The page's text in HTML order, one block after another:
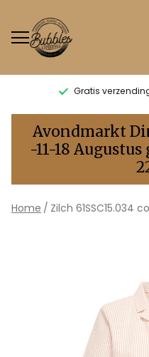
Gratis
Zilch
coral
-
Avondmarkt
-11-18
Home Zilch 61SSC15.034